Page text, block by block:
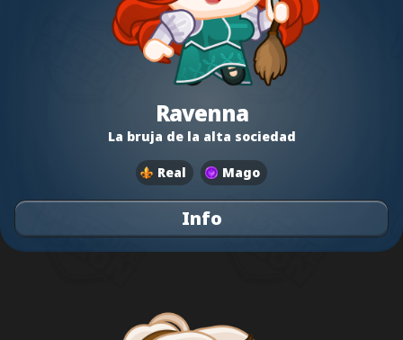
Ravenna
La bruja de la alta sociedad
Real Mago
Info